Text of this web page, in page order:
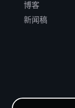
博客
新闻稿